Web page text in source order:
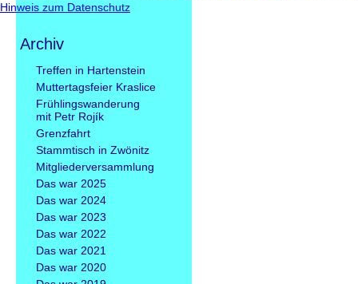
Hinweis zum Datenschutz
Archiv
Navigation
überspringen
Treffen in Hartenstein
Muttertagsfeier Kraslice
Frühlingswanderung
mit Petr Rojík
Grenzfahrt
Stammtisch in Zwönitz
Mitgliederversammlung
Das war 2025
Das war 2024
Das war 2023
Das war 2022
Das war 2021
Das war 2020